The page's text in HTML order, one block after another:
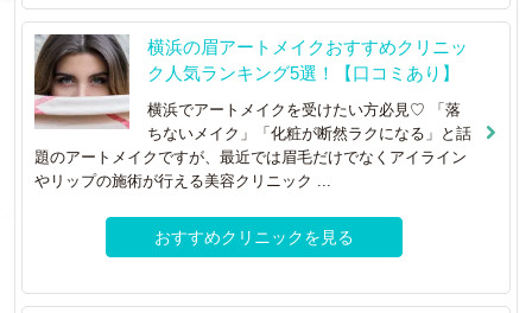
横浜の眉アートメイクおすすめクリニッ
ク人気ランキング5選！【口コミあり】
横浜でアートメイクを受けたい方必見♡ 「落
ちないメイク」「化粧が断然ラクになる」と話
題のアートメイクですが、最近では眉毛だけでなくアイライン
やリップの施術が行える美容クリニック ...
おすすめクリニックを見る